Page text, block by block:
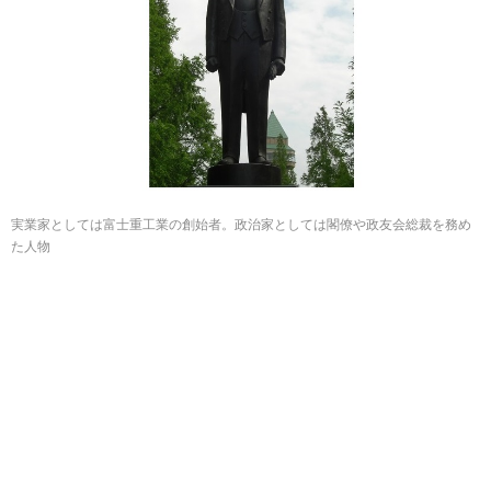
実業家としては富士重工業の創始者。政治家としては閣僚や政友会総裁を務め
た人物